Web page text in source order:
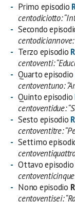
Primo episodio
centodiciotto:
Secondo
centodiciannove:
Terzo episodio
centoventi:
Quarto episodio
centoventuno:
Quinto episodio
centoventidue:
Sesto episodio
centoventitre:
Settimo
Ottavo episodio
Nono episodio
centoventisei: